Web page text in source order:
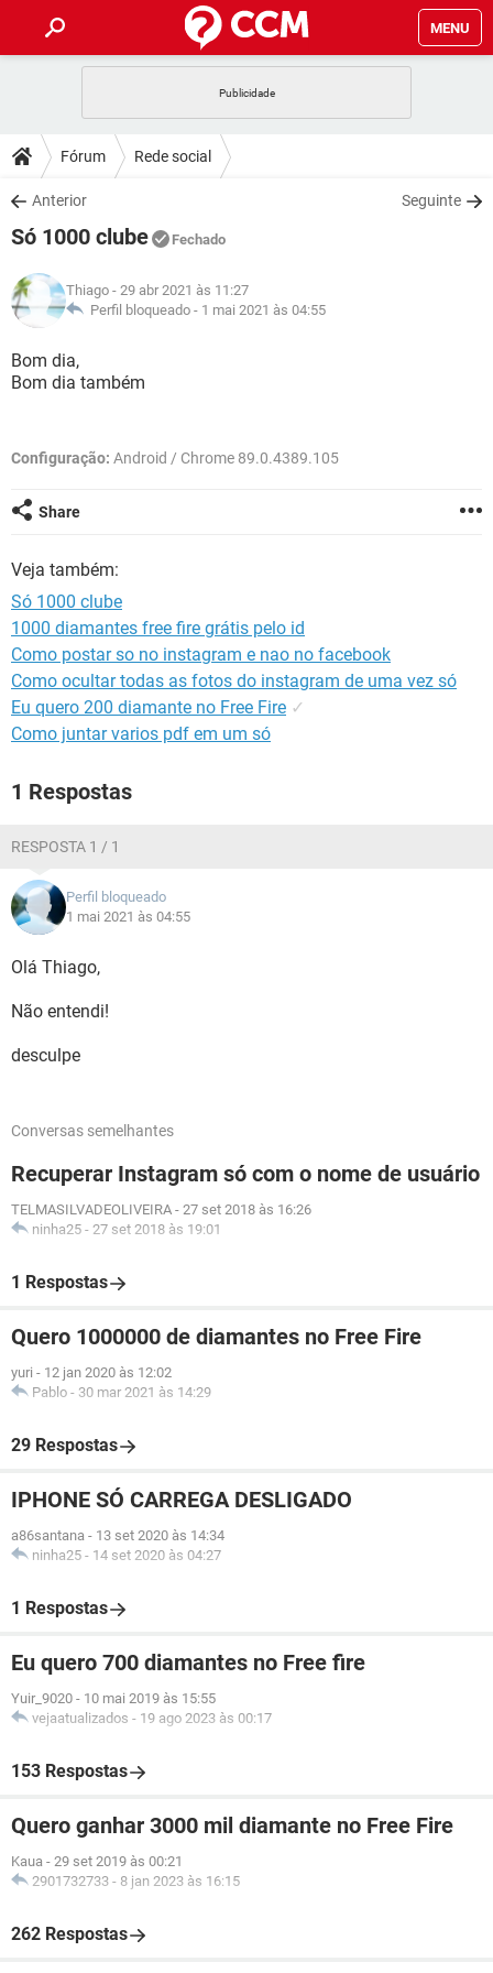
MENU
CELULAR
OUTLOOK
INSTAGRAM
GUIA DE COMPRAS
DICAS
JOGOS
INSTAGRAM
GUIA DE COMPRAS
DOWNLOADS
JOGOS
CELULAR
OUTLOOK EXCEL
INSTAGRAM
GUIA DE COMPRAS
JOGOS
CELULAR
OUTLOOK
GLOSSÁRIO
JOGOS
CELULAR
INSTAGRAM GMAIL
GUIA DE COMPRAS
Fórum Rede social
Anterior Seguinte
Só 1000 clube Fechado
Thiago - 29 abr 2021 às 11:27
Perfil bloqueado - 1 mai 2021 às 04:55
Bom dia,
Bom dia também
Configuração: Android / Chrome 89.0.4389.105
Share
Veja também:
Só 1000 clube
1000 diamantes free fire grátis pelo id
Como postar so no instagram e nao no facebook
Como ocultar todas as fotos do instagram de uma vez só
Eu quero 200 diamante no Free Fire ✓
Como juntar varios pdf em um só
1 Respostas
RESPOSTA 1 / 1
Perfil bloqueado
1 mai 2021 às 04:55
Olá Thiago,
Não entendi!
desculpe
Conversas semelhantes
Recuperar Instagram só com o nome de usuário
TELMASILVADEOLIVEIRA - 27 set 2018 às 16:26
ninha25 - 27 set 2018 às 19:01
1 Respostas
Quero 1000000 de diamantes no Free Fire
yuri - 12 jan 2020 às 12:02
Pablo - 30 mar 2021 às 14:29
29 Respostas
IPHONE SÓ CARREGA DESLIGADO
a86santana - 13 set 2020 às 14:34
ninha25 - 14 set 2020 às 04:27
1 Respostas
Eu quero 700 diamantes no Free fire
Yuir_9020 - 10 mai 2019 às 15:55
vejaatualizados - 19 ago 2023 às 00:17
153 Respostas
Quero ganhar 3000 mil diamante no Free Fire
Kaua - 29 set 2019 às 00:21
2901732733 - 8 jan 2023 às 16:15
262 Respostas